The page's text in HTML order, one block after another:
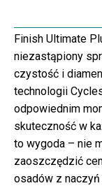
Finish Ultimate
niezastąpiony
czystość i
technologii
odpowiednim
skuteczność w
to wygoda – nie
zaoszczędzić
osadów z